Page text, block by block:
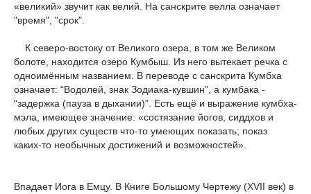
«великий» звучит как велий. На санскрите велла означает
"время", "срок".
К северо-востоку от Великого озера, в том же Великом
болоте, находится озеро Кумбыш. Из него вытекает речка с
одноимённым названием. В переводе с санскрита Кумбха
означает: “Водолей, знак Зодиака-кувшин”, а кумбака -
“задержка (пауза в дыхании)”. Есть ещё и выражение кумбха-
мэла, имеющее значение: «состязание йогов, сиддхов и
любых других существ что-то умеющих показать; показ
каких-то необычных достижений и возможностей».
Впадает Иога в Емцу. В Книге Большому Чертежу (XVII век) в